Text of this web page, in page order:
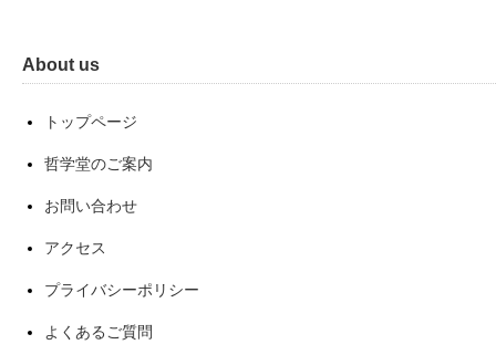
About us
トップページ
哲学堂のご案内
お問い合わせ
アクセス
プライバシーポリシー
よくあるご質問